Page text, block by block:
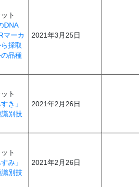
ト
DNA
マーカ
採取
品種
2021年3月25日
ト
き」
別技
2021年2月26日
ト
み」
別技
2021年2月26日